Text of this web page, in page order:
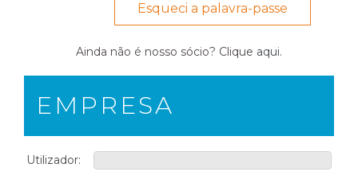
Esqueci a palavra-passe
Ainda não é nosso sócio? Clique aqui.
EMPRESA
Utilizador: